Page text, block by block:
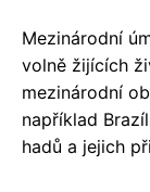
Mezinárodní
volně žijících
mezinárodní
například
hadů a jejich